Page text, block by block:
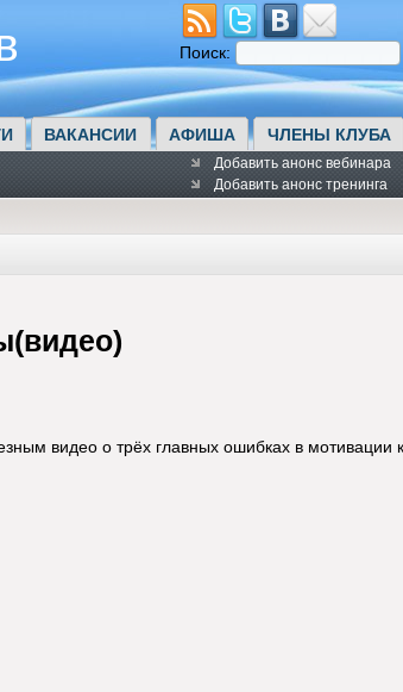
Поиск:
ВАКАНСИИ АФИША ЧЛЕНЫ КЛУБА
Добавить анонс вебинара
Добавить анонс тренинга
видео о трёх главных ошибках в мотивации